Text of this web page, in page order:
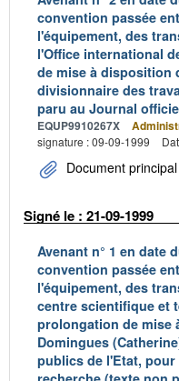
convention passée
l'équipement, des
l'Office international
de mise à disposition
divisionnaire des
paru au Journal
EQUP9910267X
signature : 09-09-1999
Document principal
Signé le : 21-09-1999
Avenant n° 1 en date
convention passée
l'équipement, des
centre scientifique et
prolongation de mise
Domingues
publics de l'Etat,